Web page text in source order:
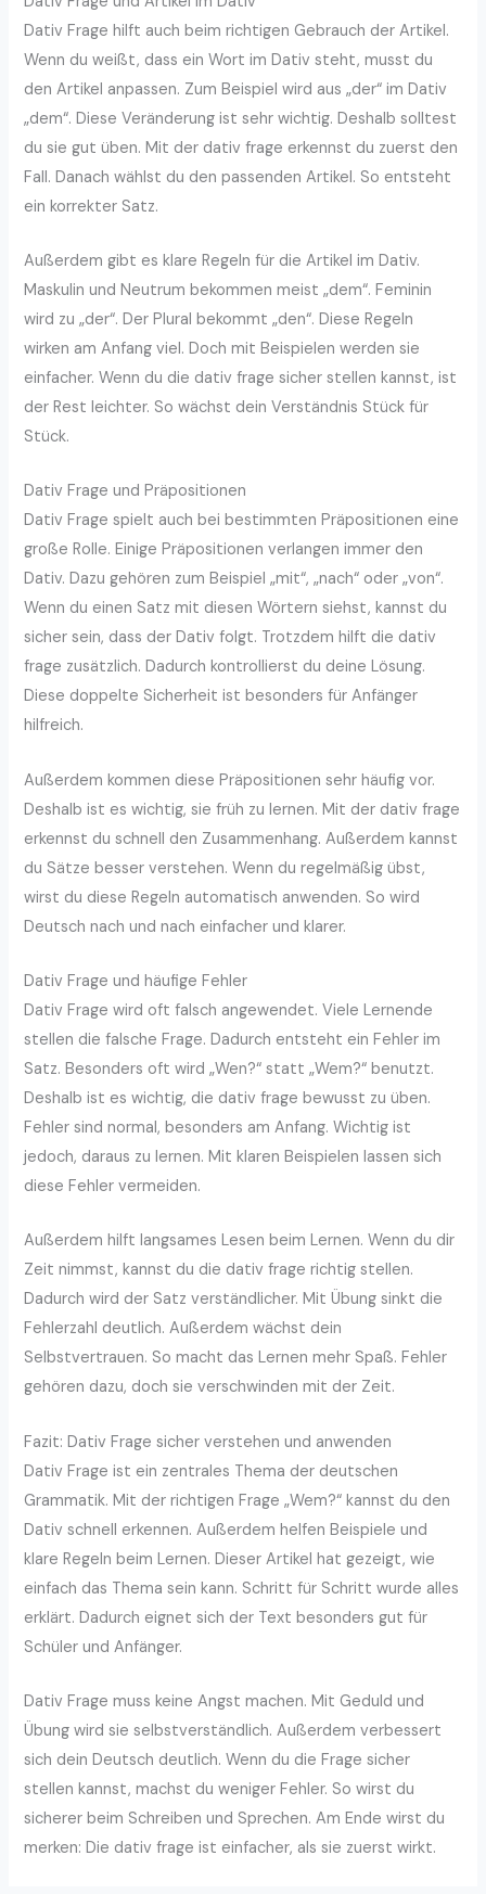
Dativ Frage hilft auch beim richtigen Gebrauch der Artikel.
Wenn du weißt, dass ein Wort im Dativ steht, musst du
den Artikel anpassen. Zum Beispiel wird aus „der“ im Dativ
„dem“. Diese Veränderung ist sehr wichtig. Deshalb solltest
du sie gut üben. Mit der dativ frage erkennst du zuerst den
Fall. Danach wählst du den passenden Artikel. So entsteht
ein korrekter Satz.
Außerdem gibt es klare Regeln für die Artikel im Dativ.
Maskulin und Neutrum bekommen meist „dem“. Feminin
wird zu „der“. Der Plural bekommt „den“. Diese Regeln
wirken am Anfang viel. Doch mit Beispielen werden sie
einfacher. Wenn du die dativ frage sicher stellen kannst, ist
der Rest leichter. So wächst dein Verständnis Stück für
Stück.
Dativ Frage und Präpositionen
Dativ Frage spielt auch bei bestimmten Präpositionen eine
große Rolle. Einige Präpositionen verlangen immer den
Dativ. Dazu gehören zum Beispiel „mit“, „nach“ oder „von“.
Wenn du einen Satz mit diesen Wörtern siehst, kannst du
sicher sein, dass der Dativ folgt. Trotzdem hilft die dativ
frage zusätzlich. Dadurch kontrollierst du deine Lösung.
Diese doppelte Sicherheit ist besonders für Anfänger
hilfreich.
Außerdem kommen diese Präpositionen sehr häufig vor.
Deshalb ist es wichtig, sie früh zu lernen. Mit der dativ frage
erkennst du schnell den Zusammenhang. Außerdem kannst
du Sätze besser verstehen. Wenn du regelmäßig übst,
wirst du diese Regeln automatisch anwenden. So wird
Deutsch nach und nach einfacher und klarer.
Dativ Frage und häufige Fehler
Dativ Frage wird oft falsch angewendet. Viele Lernende
stellen die falsche Frage. Dadurch entsteht ein Fehler im
Satz. Besonders oft wird „Wen?“ statt „Wem?“ benutzt.
Deshalb ist es wichtig, die dativ frage bewusst zu üben.
Fehler sind normal, besonders am Anfang. Wichtig ist
jedoch, daraus zu lernen. Mit klaren Beispielen lassen sich
diese Fehler vermeiden.
Außerdem hilft langsames Lesen beim Lernen. Wenn du dir
Zeit nimmst, kannst du die dativ frage richtig stellen.
Dadurch wird der Satz verständlicher. Mit Übung sinkt die
Fehlerzahl deutlich. Außerdem wächst dein
Selbstvertrauen. So macht das Lernen mehr Spaß. Fehler
gehören dazu, doch sie verschwinden mit der Zeit.
Fazit: Dativ Frage sicher verstehen und anwenden
Dativ Frage ist ein zentrales Thema der deutschen
Grammatik. Mit der richtigen Frage „Wem?“ kannst du den
Dativ schnell erkennen. Außerdem helfen Beispiele und
klare Regeln beim Lernen. Dieser Artikel hat gezeigt, wie
einfach das Thema sein kann. Schritt für Schritt wurde alles
erklärt. Dadurch eignet sich der Text besonders gut für
Schüler und Anfänger.
Dativ Frage muss keine Angst machen. Mit Geduld und
Übung wird sie selbstverständlich. Außerdem verbessert
sich dein Deutsch deutlich. Wenn du die Frage sicher
stellen kannst, machst du weniger Fehler. So wirst du
sicherer beim Schreiben und Sprechen. Am Ende wirst du
merken: Die dativ frage ist einfacher, als sie zuerst wirkt.